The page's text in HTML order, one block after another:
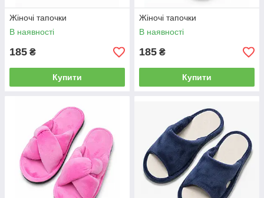
Жіночі тапочки
В наявності
185 ₴
Купити
Жіночі тапочки
В наявності
185 ₴
Купити